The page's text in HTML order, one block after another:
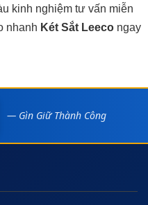
kinh nghiệm tư vấn miễn
nhanh Két Sắt Leeco ngay
— Gìn Giữ Thành Công